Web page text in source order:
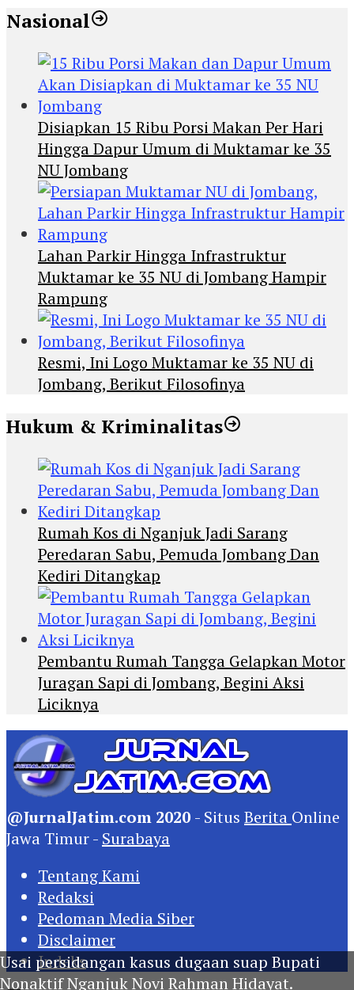
Usai persidangan kasus dugaan suap Bupati
Nonaktif Nganjuk Novi Rahman Hidayat.
Nasional
Disiapkan 15 Ribu Porsi Makan Per Hari
Hingga Dapur Umum di Muktamar ke 35
NU Jombang
Lahan Parkir Hingga Infrastruktur
Muktamar ke 35 NU di Jombang Hampir
Rampung
Resmi, Ini Logo Muktamar ke 35 NU di
Jombang, Berikut Filosofinya
Hukum & Kriminalitas
Rumah Kos di Nganjuk Jadi Sarang
Peredaran Sabu, Pemuda Jombang Dan
Kediri Ditangkap
Pembantu Rumah Tangga Gelapkan Motor
Juragan Sapi di Jombang, Begini Aksi
Liciknya
@JurnalJatim.com 2020 - Situs Berita Online
Jawa Timur - Surabaya
Tentang Kami
Redaksi
Pedoman Media Siber
Disclaimer
Indeks